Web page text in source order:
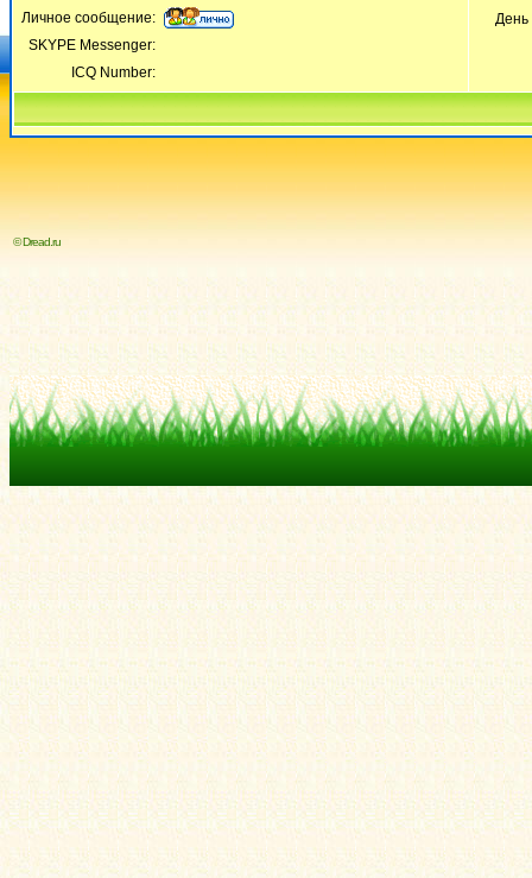
День
Личное сообщение:
SKYPE Messenger:
ICQ Number:
© Dread.ru